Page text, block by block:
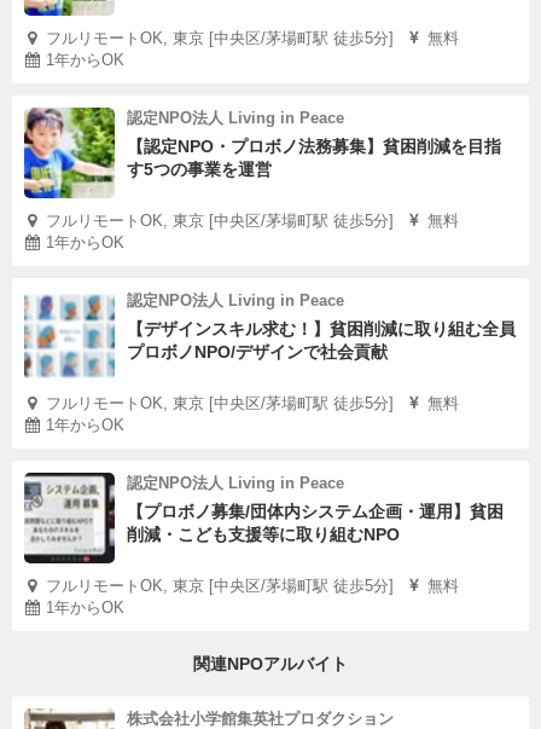
フルリモートOK, 東京 [中央区/茅場町駅 徒歩5分]
無料
1年からOK
認定NPO法人 Living in Peace
【認定NPO・プロボノ法務募集】貧困削減を目指
す5つの事業を運営
フルリモートOK, 東京 [中央区/茅場町駅 徒歩5分]
無料
1年からOK
認定NPO法人 Living in Peace
【デザインスキル求む！】貧困削減に取り組む全員
プロボノNPO/デザインで社会貢献
フルリモートOK, 東京 [中央区/茅場町駅 徒歩5分]
無料
1年からOK
認定NPO法人 Living in Peace
【プロボノ募集/団体内システム企画・運用】貧困
削減・こども支援等に取り組むNPO
フルリモートOK, 東京 [中央区/茅場町駅 徒歩5分]
無料
1年からOK
関連NPOアルバイト
株式会社小学館集英社プロダクション